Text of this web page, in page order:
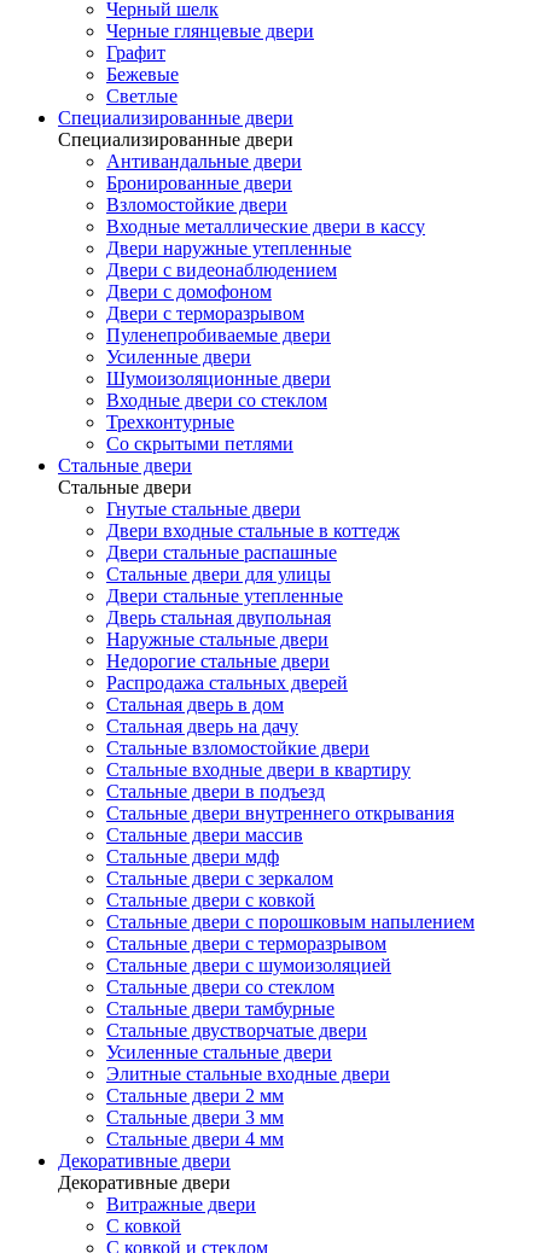
Черный шелк
Черные глянцевые двери
Графит
Бежевые
Светлые
Специализированные двери
Специализированные двери
Антивандальные двери
Бронированные двери
Взломостойкие двери
Входные металлические двери в кассу
Двери наружные утепленные
Двери с видеонаблюдением
Двери с домофоном
Двери с терморазрывом
Пуленепробиваемые двери
Усиленные двери
Шумоизоляционные двери
Входные двери со стеклом
Трехконтурные
Со скрытыми петлями
Стальные двери
Стальные двери
Гнутые стальные двери
Двери входные стальные в коттедж
Двери стальные распашные
Стальные двери для улицы
Двери стальные утепленные
Дверь стальная двупольная
Наружные стальные двери
Недорогие стальные двери
Распродажа стальных дверей
Стальная дверь в дом
Стальная дверь на дачу
Стальные взломостойкие двери
Стальные входные двери в квартиру
Стальные двери в подъезд
Стальные двери внутреннего открывания
Стальные двери массив
Стальные двери мдф
Стальные двери с зеркалом
Стальные двери с ковкой
Стальные двери с порошковым напылением
Стальные двери с терморазрывом
Стальные двери с шумоизоляцией
Стальные двери со стеклом
Стальные двери тамбурные
Стальные двустворчатые двери
Усиленные стальные двери
Элитные стальные входные двери
Стальные двери 2 мм
Стальные двери 3 мм
Стальные двери 4 мм
Декоративные двери
Декоративные двери
Витражные двери
С ковкой
С ковкой и стеклом